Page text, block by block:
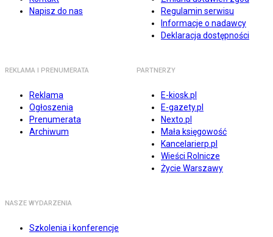
Napisz do nas
Regulamin serwisu
Informacje o nadawcy
Deklaracja dostępności
REKLAMA I PRENUMERATA
Reklama
Ogłoszenia
Prenumerata
Archiwum
PARTNERZY
E-kiosk.pl
E-gazety.pl
Nexto.pl
Mała księgowość
Kancelarierp.pl
Wieści Rolnicze
Życie Warszawy
NASZE WYDARZENIA
Szkolenia i konferencje